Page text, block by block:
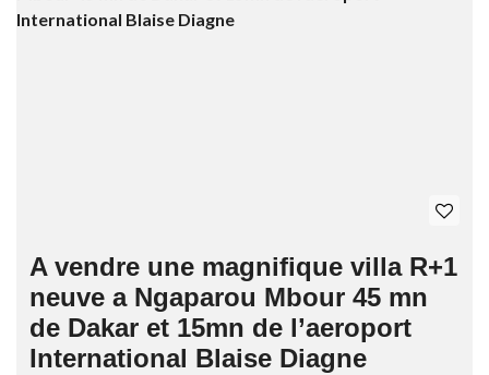
A vendre une magnifique villa R+1
neuve a Ngaparou Mbour 45 mn
de Dakar et 15mn de l’aeroport
International Blaise Diagne